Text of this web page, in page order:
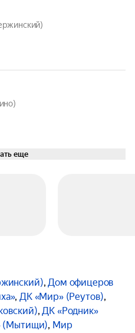
еще
,Дом офицеров
,ДК «Мир» (Реутов),
,ДК «Родник»
(Мытищи), Мир